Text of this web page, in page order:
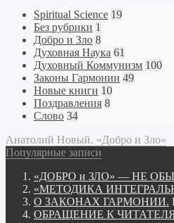
Spiritual Science 19
Без рубрики 1
Добро и Зло 8
Духовная Наука 61
Духовный Коммунизм 100
Законы Гармонии 49
Новые книги 10
Поздравления 8
Слово 34
Анатолий Новый. «Добро и Зло»
Популярные записи
«ДОБРО и ЗЛО» — НЕ
«МЕТОДИКА
О ЗАКОНАХ ГАРМОНИИ.
ОБРАЩЕНИЕ К